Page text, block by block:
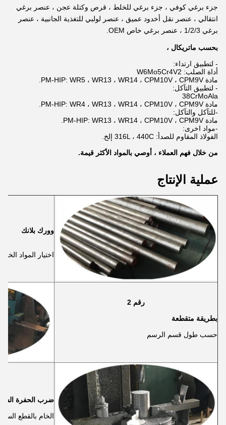
جزء برغي كوفي ، جزء برغي للخلط ، قرص وكتلة عجن ، عنصر برغي
انتقالي ، عنصر نقل أخدود عميق ، عنصر لولبي للتغذية الجانبية ، عنصر
برغي 1/2/3 ، عنصر برغي خاص OEM.
بحسب ماتريكال ،
- لتطبيق ارتداء:
أداة الصلب: W6Mo5Cr4V2
مادة PM-HIP: WR5 ، WR13 ، WR14 ، CPM10V ، CPM9V.
- لتطبيق التآكل:
38CrMoAla
مادة PM-HIP: WR4 ، WR13 ، WR14 ، CPM10V ، CPM9V.
-للتآكل والتآكل:
مادة PM-HIP: WR13 ، WR14 ، CPM10V ، CPM9V.
-مواد اخرى:
الفولاذ المقاوم للصدأ: 316L ، 440C إلخ.
من خلال فهم العملاء ، أوصي بالمواد الأكثر قيمة.
عملية الإنتاج
وورك بلانك
اختيار المواد
رقم 2
بطريقة متقطعة
حسب طول قسم الرسم
ضرب الحفرة
الخام بالقطع